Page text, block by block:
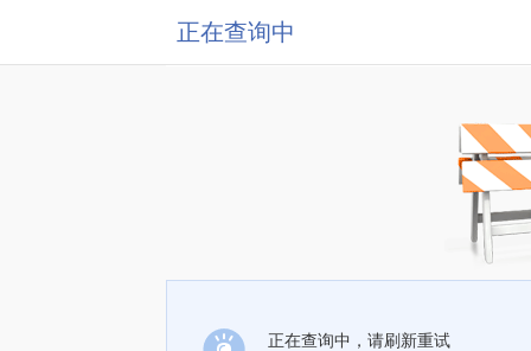
正在查询中
正在查询中，请刷新重试